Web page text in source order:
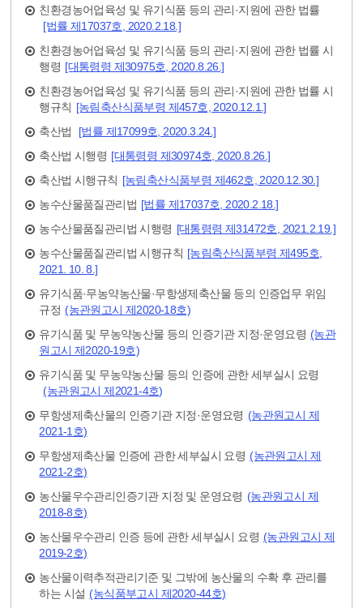
친환경농어업육성 및 유기식품 등의 관리·지원에 관한 법률
[법률 제17037호, 2020.2.18.]
친환경농어업육성 및 유기식품 등의 관리·지원에 관한 법률 시
행령 [대통령령 제30975호, 2020.8.26.]
친환경농어업육성 및 유기식품 등의 관리·지원에 관한 법률 시
행규칙 [농림축산식품부령 제457호, 2020.12.1.]
축산법
[법률 제17099호, 2020.3.24.]
축산법 시행령 [대통령령 제30974호, 2020.8.26.]
축산법 시행규칙 [농림축산식품부령 제462호, 2020.12.30.]
농수산물품질관리법 [법률 제17037호, 2020.2.18.]
농수산물품질관리법 시행령 [대통령령 제31472호, 2021.2.19.]
농수산물품질관리법 시행규칙 [농림축산식품부령 제495호,
2021. 10. 8.]
유기식품·무농약농산물·무항생제축산물 등의 인증업무 위임
규정 (농관원고시 제2020-18호)
유기식품 및 무농약농산물 등의 인증기관 지정·운영요령 (농관
원고시 제2020-19호)
유기식품 및 무농약농산물 등의 인증에 관한 세부실시 요령
(농관원고시 제2021-4호)
무항생제축산물의 인증기관 지정·운영요령 (농관원고시 제
2021-1호)
무항생제축산물 인증에 관한 세부실시 요령 (농관원고시 제
2021-2호)
농산물우수관리인증기관 지정 및 운영요령 (농관원고시 제
2018-8호)
농산물우수관리 인증 등에 관한 세부실시 요령 (농관원고시 제
2019-2호)
농산물이력추적관리기준 및 그밖에 농산물의 수확 후 관리를
하는 시설 (농식품부고시 제2020-44호)